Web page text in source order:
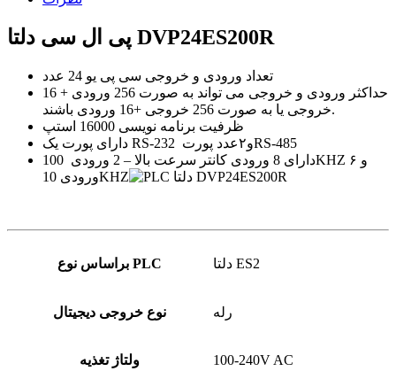
پی ال سی دلتا DVP24ES200R
تعداد ورودی و خروجی سی پی یو 24 عدد
حداکثر ورودی و خروجی می تواند به صورت 256 ورودی + 16
خروجی یا به صورت 256 خروجی +16 ورودی باشند.
ظرفیت برنامه نویسی 16000 استپ
دارای پورت یک RS-232 و۲عدد پورتRS-485
دارای 8 ورودی کانتر سرعت بالا – 2 ورودی 100KHZ و ۶
ورودی 10KHZ
براساس نوع PLC دلتا ES2
نوع خروجی دیجیتال رله
ولتاژ تغذیه 100-240V AC